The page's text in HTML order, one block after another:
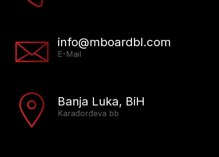
info@mboardbl.com
E-Mail
Banja Luka, BiH
Karađorđeva bb